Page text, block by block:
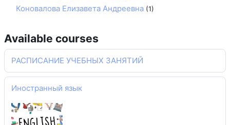
Коновалова Елизавета Андреевна (1)
Available courses
РАСПИСАНИЕ УЧЕБНЫХ ЗАНЯТИЙ
Иностранный язык